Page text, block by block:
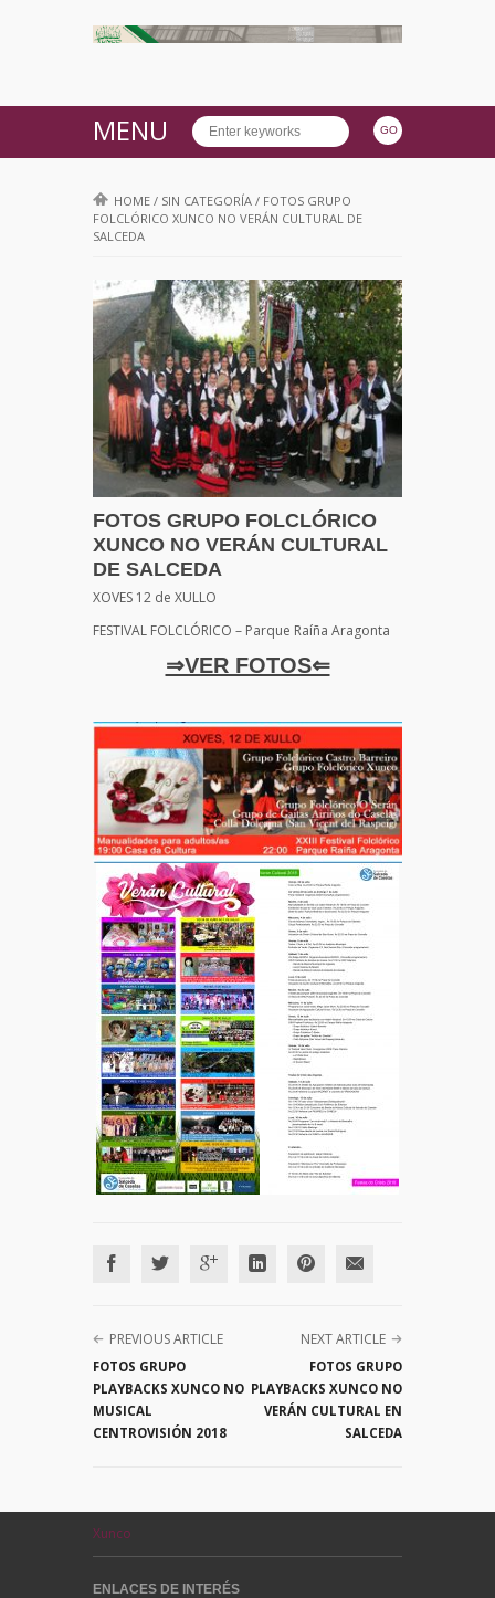
MENU
HOME / SIN CATEGORÍA / FOTOS GRUPO
FOLCLÓRICO XUNCO NO VERÁN CULTURAL DE
SALCEDA
FOTOS GRUPO FOLCLÓRICO
XUNCO NO VERÁN CULTURAL
DE SALCEDA
XOVES 12 de XULLO
FESTIVAL FOLCLÓRICO – Parque Raíña Aragonta
⇒VER FOTOS⇐
PREVIOUS ARTICLE
FOTOS GRUPO
PLAYBACKS XUNCO NO
MUSICAL
CENTROVISIÓN 2018
NEXT ARTICLE
FOTOS GRUPO
PLAYBACKS XUNCO NO
VERÁN CULTURAL EN
SALCEDA
Xunco
ENLACES DE INTERÉS